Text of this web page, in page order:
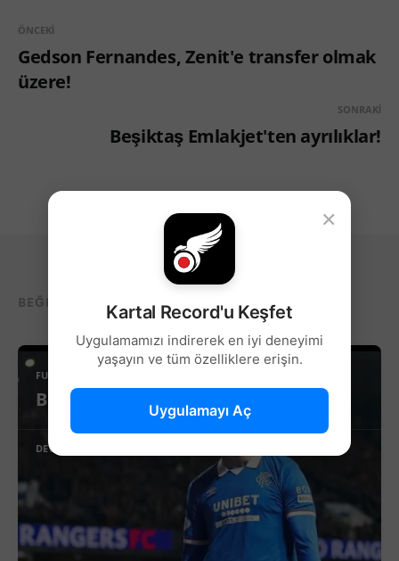
ÖNCEKI
Gedson Fernandes, Zenit'e transfer olmak
üzere!
SONRAKI
Beşiktaş Emlakjet'ten ayrılıklar!
BEĞENEBILECEĞIN DIĞER YAZILAR...
FUTBOL
Beşiktaş’ta Sağ Kanat İçin Yeni Aday!
DEVAMINI OKU
×
Kartal Record'u Keşfet
Uygulamamızı indirerek en iyi deneyimi
yaşayın ve tüm özelliklere erişin.
Uygulamayı Aç